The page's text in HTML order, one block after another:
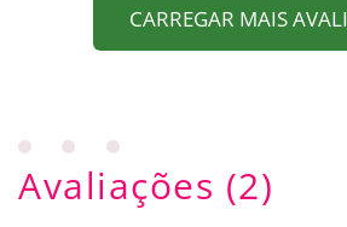
CARREGAR MAIS
Avaliações (2)